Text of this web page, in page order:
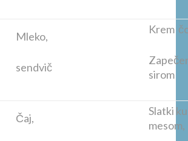
Mleko,
sendvič
Krem
sirom
Čaj,
Slatki
mesom,